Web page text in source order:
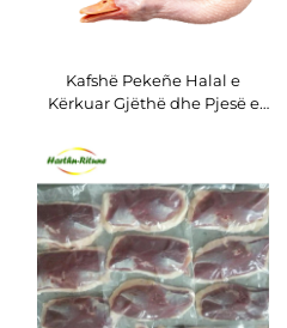
Kafshë Pekeñe Halal e
Kërkuar Gjëthë dhe Pjesë e
Furnizim në Sasi për
Distribuitorë Globalë